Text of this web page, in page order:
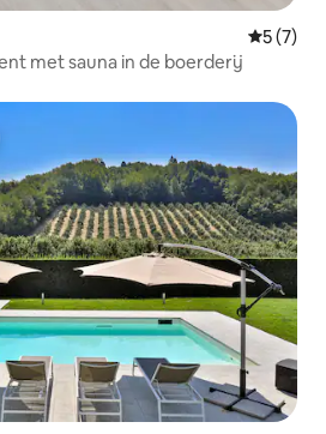
5 (7)
met sauna in de boerderij